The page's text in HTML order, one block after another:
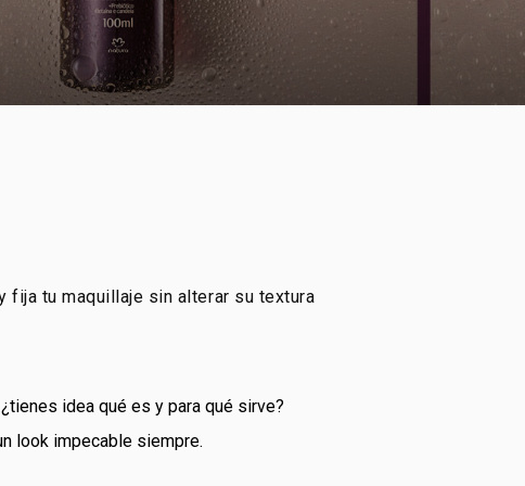
fija tu maquillaje sin alterar su textura
idea qué es y para qué sirve?
look impecable siempre.